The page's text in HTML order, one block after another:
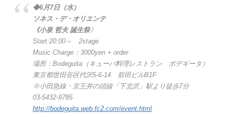
◆6月7日（水）
ソネス・デ・オリエンテ
《小泉 哲夫 誕生祭》
Start:20:00～ 2stage
Music Charge：3000yen + order
場所：Bodeguita（キューバ料理レストラン ボデギータ）
東京都世田谷区代沢5-6-14 前田ビルB1F
※小田急線・京王井の頭線「下北沢」駅より徒歩7分
03-5432-9785
http://bodeguita.web.fc2.com/event.html